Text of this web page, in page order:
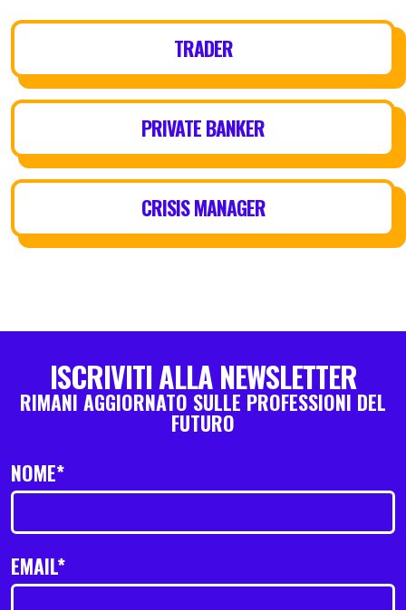
TRADER
PRIVATE BANKER
CRISIS MANAGER
ISCRIVITI ALLA NEWSLETTER
RIMANI AGGIORNATO SULLE PROFESSIONI DEL
FUTURO
NOME*
EMAIL*